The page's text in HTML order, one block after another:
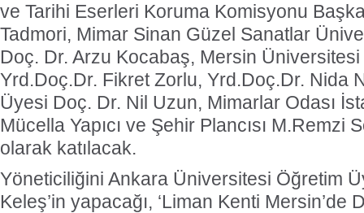
ve Tarihi Eserleri Koruma Komisyonu
Tadmori, Mimar Sinan Güzel Sanatlar
Doç. Dr. Arzu Kocabaş, Mersin
Yrd.Doç.Dr. Fikret Zorlu, Yrd.Doç.Dr. Nida
Üyesi Doç. Dr. Nil Uzun, Mimarlar Odası
Mücella Yapıcı ve Şehir Plancısı M.Remzi
olarak katılacak.
Yöneticiliğini Ankara Üniversitesi Öğretim
Keleş’in yapacağı, ‘Liman Kenti Mersin’de